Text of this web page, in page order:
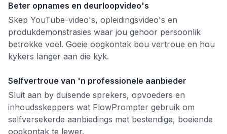
Beter opnames en deurloopvideo's
Skep YouTube-video's, opleidingsvideo's en
produkdemonstrasies waar jou gehoor persoonlik
betrokke voel. Goeie oogkontak bou vertroue en hou
kykers langer aan die kyk.
Selfvertroue van 'n professionele aanbieder
Sluit aan by duisende sprekers, opvoeders en
inhoudsskeppers wat FlowPrompter gebruik om
selfversekerde aanbiedings met bestendige, boeiende
oogkontak te lewer.